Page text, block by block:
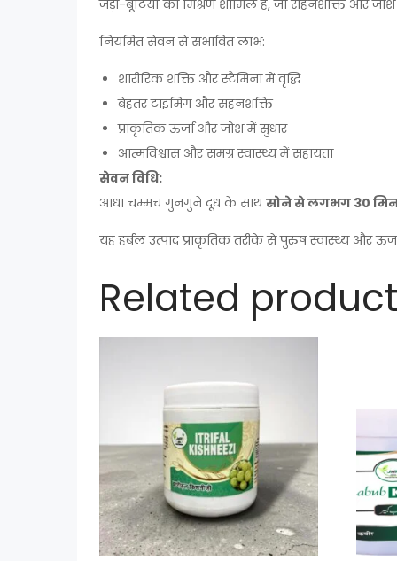
जड़ी-बूटियों का मिश्रण शामिल है, जो सहनशक्ति और
नियमित सेवन से संभावित लाभ:
शारीरिक शक्ति और स्टैमिना में वृद्धि
बेहतर टाइमिंग और सहनशक्ति
प्राकृतिक ऊर्जा और जोश में सुधार
आत्मविश्वास और समग्र स्वास्थ्य में सहायता
सेवन विधि:
आधा चम्मच गुनगुने दूध के साथसोने से लगभग 30
यह हर्बल उत्पाद प्राकृतिक तरीके से पुरुष स्वास्थ्य और
Related